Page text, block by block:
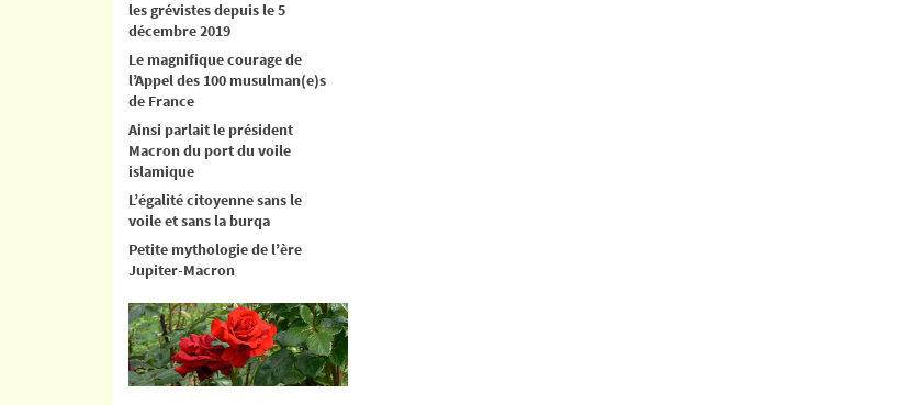
les grévistes depuis le 5
décembre 2019
Le magnifique courage de
l’Appel des 100 musulman(e)s
de France
Ainsi parlait le président
Macron du port du voile
islamique
L’égalité citoyenne sans le
voile et sans la burqa
Petite mythologie de l’ère
Jupiter-Macron